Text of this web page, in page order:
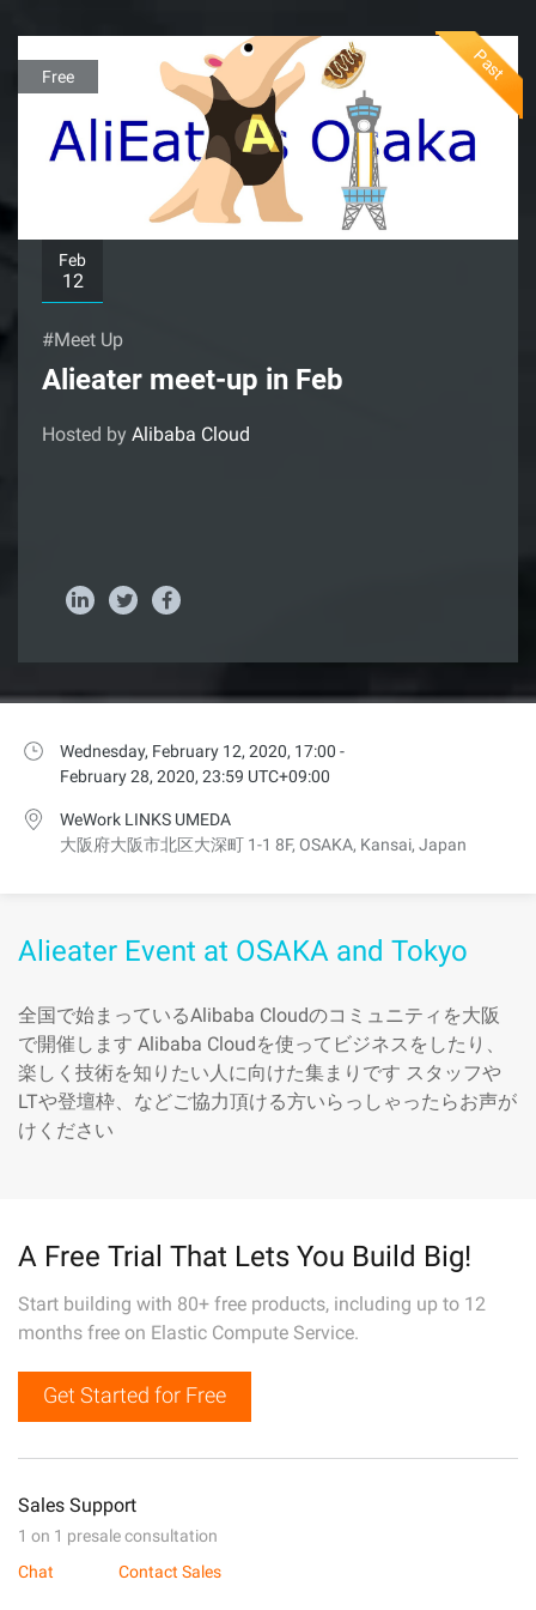
Past
Free
Feb
12
#Meet Up
Alieater meet-up in Feb
Hosted by Alibaba Cloud
Wednesday, February 12, 2020, 17:00 -
February 28, 2020, 23:59 UTC+09:00
WeWork LINKS UMEDA
大阪府大阪市北区大深町 1-1 8F, OSAKA, Kansai, Japan
Alieater Event at OSAKA and Tokyo
全国で始まっているAlibaba Cloudのコミュニティを大阪
で開催します Alibaba Cloudを使ってビジネスをしたり、
楽しく技術を知りたい人に向けた集まりです スタッフや
LTや登壇枠、などご協力頂ける方いらっしゃったらお声が
けください
A Free Trial That Lets You Build Big!
Start building with 80+ free products, including up to 12
months free on Elastic Compute Service.
Get Started for Free
Sales Support
1 on 1 presale consultation
Chat
Contact Sales